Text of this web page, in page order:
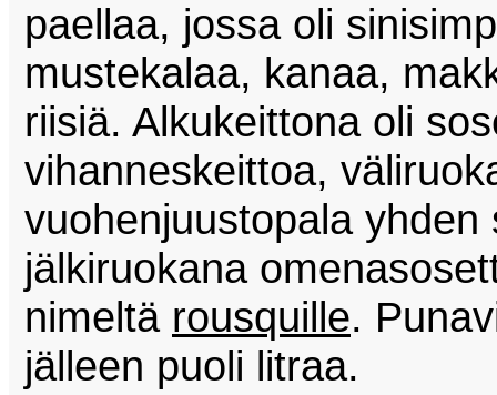
paellaa, jossa oli
mustekalaa, kanaa,
riisiä. Alkukeittona oli
vihanneskeittoa,
vuohenjuustopala
jälkiruokana
nimeltä rousquille.
jälleen puoli litraa.